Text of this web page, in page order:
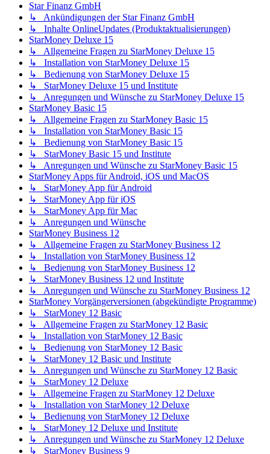
Star Finanz GmbH
↳ Ankündigungen der Star Finanz GmbH
↳ Inhalte OnlineUpdates (Produktaktualisierungen)
StarMoney Deluxe 15
↳ Allgemeine Fragen zu StarMoney Deluxe 15
↳ Installation von StarMoney Deluxe 15
↳ Bedienung von StarMoney Deluxe 15
↳ StarMoney Deluxe 15 und Institute
↳ Anregungen und Wünsche zu StarMoney Deluxe 15
StarMoney Basic 15
↳ Allgemeine Fragen zu StarMoney Basic 15
↳ Installation von StarMoney Basic 15
↳ Bedienung von StarMoney Basic 15
↳ StarMoney Basic 15 und Institute
↳ Anregungen und Wünsche zu StarMoney Basic 15
StarMoney Apps für Android, iOS und MacOS
↳ StarMoney App für Android
↳ StarMoney App für iOS
↳ StarMoney App für Mac
↳ Anregungen und Wünsche
StarMoney Business 12
↳ Allgemeine Fragen zu StarMoney Business 12
↳ Installation von StarMoney Business 12
↳ Bedienung von StarMoney Business 12
↳ StarMoney Business 12 und Institute
↳ Anregungen und Wünsche zu StarMoney Business 12
StarMoney Vorgängerversionen (abgekündigte Programme)
↳ StarMoney 12 Basic
↳ Allgemeine Fragen zu StarMoney 12 Basic
↳ Installation von StarMoney 12 Basic
↳ Bedienung von StarMoney 12 Basic
↳ StarMoney 12 Basic und Institute
↳ Anregungen und Wünsche zu StarMoney 12 Basic
↳ StarMoney 12 Deluxe
↳ Allgemeine Fragen zu StarMoney 12 Deluxe
↳ Installation von StarMoney 12 Deluxe
↳ Bedienung von StarMoney 12 Deluxe
↳ StarMoney 12 Deluxe und Institute
↳ Anregungen und Wünsche zu StarMoney 12 Deluxe
↳ StarMoney Business 9